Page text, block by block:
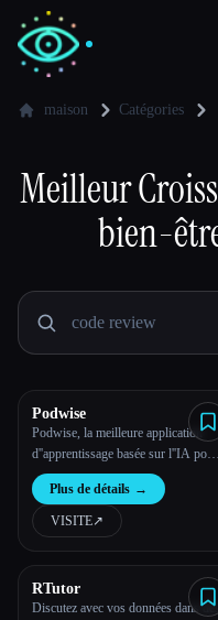
Développeurs
🎓 Étudiants
Blog
Comparer les outils
Toutes les catégories
À propos
maison Catégories
Meilleur
bien-
Podwise
Podwise, la meilleure application
d''apprentissage basée sur l''IA pour
les auditeurs de podcasts.
Plus de détails →
VISITE↗︎
RTutor
Discutez avec vos données dans